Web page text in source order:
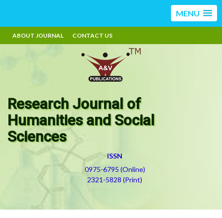
MENU
ABOUT JOURNAL CONTACT US
Research Journal of
Humanities and Social
Sciences
ISSN
0975-6795 (Online)
2321-5828 (Print)